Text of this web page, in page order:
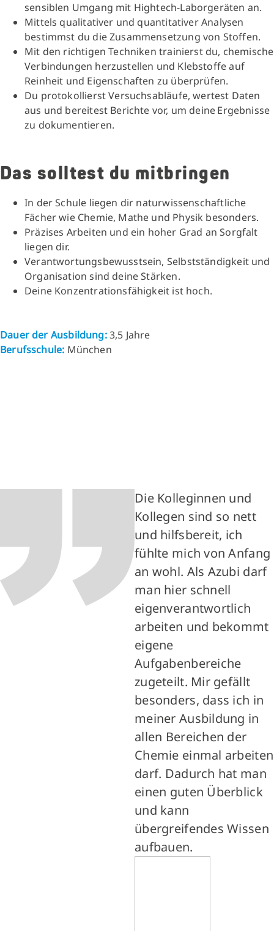
sensiblen Umgang mit Hightech-Laborgeräten an.
Mittels qualitativer und quantitativer Analysen
bestimmst du die Zusammensetzung von Stoffen.
Mit den richtigen Techniken trainierst du, chemische
Verbindungen herzustellen und Klebstoffe auf
Reinheit und Eigenschaften zu überprüfen.
Du protokollierst Versuchsabläufe, wertest Daten
aus und bereitest Berichte vor, um deine Ergebnisse
zu dokumentieren.
Das solltest du mitbringen
In der Schule liegen dir naturwissenschaftliche
Fächer wie Chemie, Mathe und Physik besonders.
Präzises Arbeiten und ein hoher Grad an Sorgfalt
liegen dir.
Verantwortungsbewusstsein, Selbstständigkeit und
Organisation sind deine Stärken.
Deine Konzentrationsfähigkeit ist hoch.
Dauer der Ausbildung:3,5 Jahre
Berufsschule: München
Die Kolleginnen und
Kollegen sind so nett
und hilfsbereit, ich
fühlte mich von Anfang
an wohl. Als Azubi darf
man hier schnell
eigenverantwortlich
arbeiten und bekommt
eigene
Aufgabenbereiche
zugeteilt. Mir gefällt
besonders, dass ich in
meiner Ausbildung in
allen Bereichen der
Chemie einmal arbeiten
darf. Dadurch hat man
einen guten Überblick
und kann
übergreifendes Wissen
aufbauen.